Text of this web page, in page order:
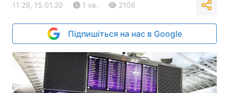
11:29, 15.01.20 1 хв. 2106
Підпишіться на нас в Google